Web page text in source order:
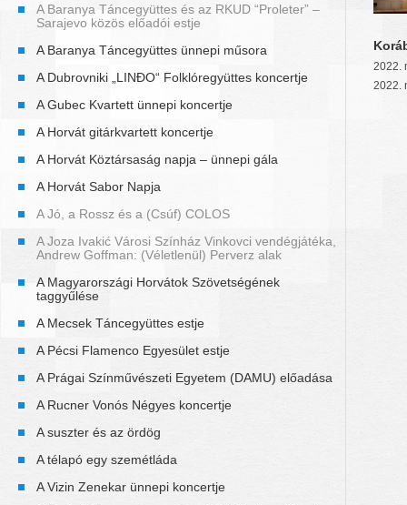
A Baranya Táncegyüttes és az RKUD “Proleter” –
Sarajevo közös előadói estje
A Baranya Táncegyüttes ünnepi műsora
A Dubrovniki „LINĐO“ Folklóregyüttes koncertje
A Gubec Kvartett ünnepi koncertje
A Horvát gitárkvartett koncertje
A Horvát Köztársaság napja – ünnepi gála
A Horvát Sabor Napja
A Jó, a Rossz és a (Csúf) COLOS
A Joza Ivakić Városi Színház Vinkovci vendégjátéka,
Andrew Goffman: (Véletlenül) Perverz alak
A Magyarországi Horvátok Szövetségének
taggyűlése
A Mecsek Táncegyüttes estje
A Pécsi Flamenco Egyesület estje
A Prágai Színművészeti Egyetem (DAMU) előadása
A Rucner Vonós Négyes koncertje
A suszter és az ördög
A télapó egy szemétláda
A Vizin Zenekar ünnepi koncertje
2022.
2022.